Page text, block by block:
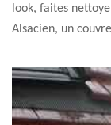
look, faites
Alsacien, un